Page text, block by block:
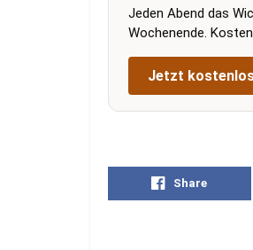
Jeden Abend das
Wochenende.
Jetzt
Share